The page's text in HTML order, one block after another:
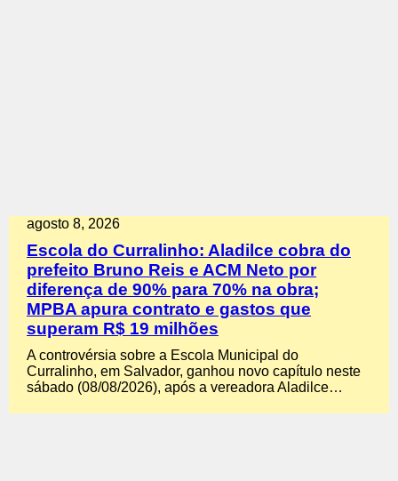
agosto 8, 2026
Escola do Curralinho: Aladilce cobra do
prefeito Bruno Reis e ACM Neto por
diferença de 90% para 70% na obra;
MPBA apura contrato e gastos que
superam R$ 19 milhões
A controvérsia sobre a Escola Municipal do
Curralinho, em Salvador, ganhou novo capítulo neste
sábado (08/08/2026), após a vereadora Aladilce…